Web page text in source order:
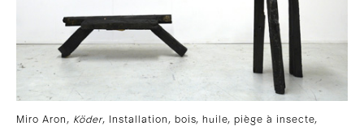
Miro Aron, Köder, Installation, bois, huile, piège à insecte,